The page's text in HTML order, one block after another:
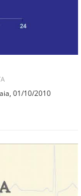
01/10/2010